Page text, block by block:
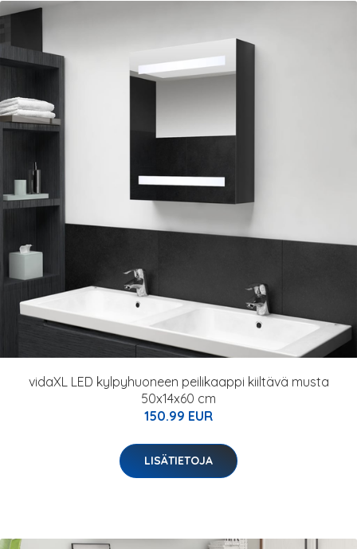
vidaXL LED kylpyhuoneen peilikaappi kiiltävä musta
50x14x60 cm
150.99 EUR
LISÄTIETOJA